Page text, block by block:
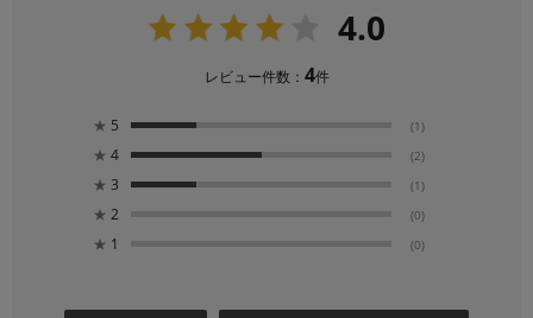
4.0
レビュー件数： 4件
★ 5 (1)
★ 4 (2)
★ 3 (1)
★ 2 (0)
★ 1 (0)